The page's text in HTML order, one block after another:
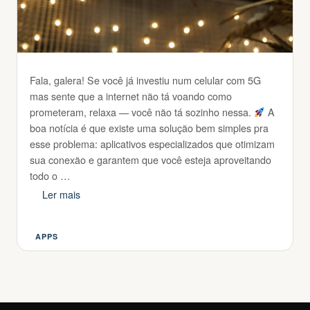
Fala, galera! Se você já investiu num celular com 5G
mas sente que a internet não tá voando como
prometeram, relaxa — você não tá sozinho nessa.
A
boa notícia é que existe uma solução bem simples pra
esse problema: aplicativos especializados que otimizam
sua conexão e garantem que você esteja aproveitando
todo o …
Ler mais
Categorias
APPS